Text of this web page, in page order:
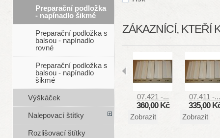
ZÁKAZNÍCÍ, KTEŘÍ
07.421 -...
360,00 Kč
Zobrazit
07.411 -...
335,00
Zobrazit
Preparační podložka
- napínadlo šikmé
Preparační podložka s
balsou - napínadlo
rovné
Preparační podložka s
balsou - napínadlo
šikmé
Výškáček
Nalepovací štítky
Rozlišovací štítky